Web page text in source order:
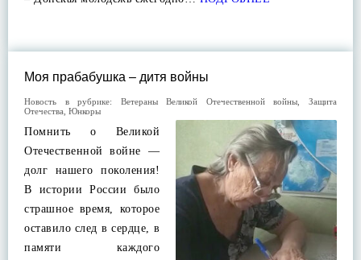
Моя прабабушка – дитя войны
Новость в рубрике: Ветераны Великой Отечественной войны ,Защита
Отечества Юнкоры
Помнить о Великой
Отечественной войне —
долг нашего поколения!
В истории России было
страшное время, которое
оставило след в сердце, в
памяти каждого